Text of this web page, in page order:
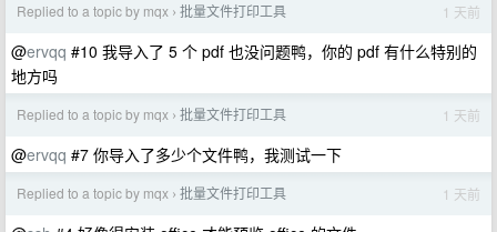
Replied to a topic by mqx › 批量文件打印工具 1 天前
@ervqq #10 我导入了 5 个 pdf 也没问题鸭，你的 pdf 有什么特别的
地方吗
Replied to a topic by mqx › 批量文件打印工具 1 天前
@ervqq #7 你导入了多少个文件鸭，我测试一下
Replied to a topic by mqx › 批量文件打印工具 1 天前